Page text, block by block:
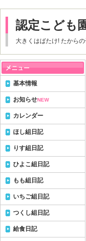
認定こども
大きくはばたけ! たからの
基本情報
お知らせNEW
カレンダー
ほし組日記
りす組日記
ひよこ組日記
もも組日記
いちご組日記
つくし組日記
給食日記